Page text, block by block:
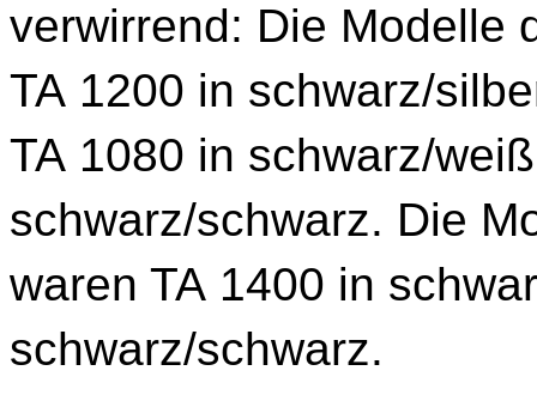
verwirrend: Die Modelle
TA 1200 in schwarz/
TA 1080 in schwarz/
schwarz/schwarz. Die
waren TA 1400 in
schwarz/schwarz.